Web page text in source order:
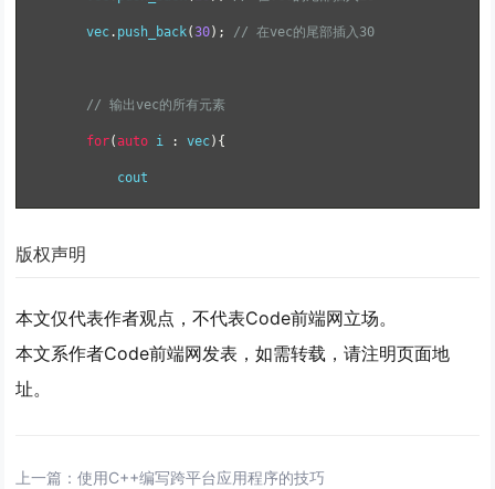
    vec
. push_back(30); // 在vec的尾部插入30
// 输出vec的所有元素
for(auto i : vec){
        cout
版权声明
本文仅代表作者观点，不代表Code前端网立场。
本文系作者Code前端网发表，如需转载，请注明页面地
址。
上一篇：使用C++编写跨平台应用程序的技巧